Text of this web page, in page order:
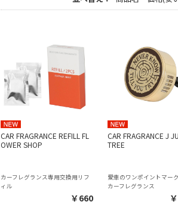
CAR FRAGRANCE REFILL FL
OWER SHOP
カーフレグランス専用交換用リフ
ィル
￥660
CAR FRAGRANCE J
TREE
愛車のワンポイントマー
カーフレグランス